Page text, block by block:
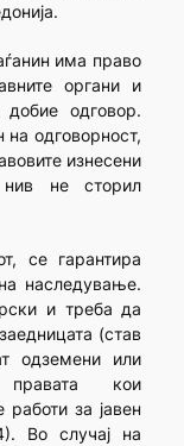
има право
органи и
одговор.
одговорност,
изнесени
не сторил
се гарантира
наследување.
и треба да
(став
одземени или
правата кои
работи за јавен
Во случај на